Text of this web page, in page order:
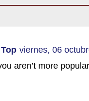
viernes, 06
aren’t more